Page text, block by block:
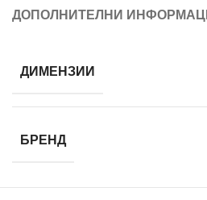
ДОПОЛНИТЕЛНИ
ДИМЕНЗИИ
БРЕНД